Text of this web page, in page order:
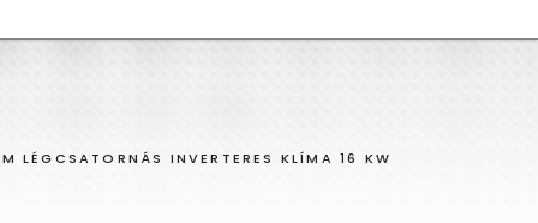
SPLIT RENDSZERŰ
LÉGCSATORNÁS INVERTERES KLÍMA 16 KW